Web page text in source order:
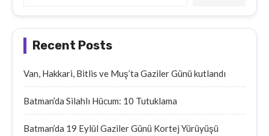
Recent Posts
Van, Hakkari, Bitlis ve Muş’ta Gaziler Günü kutlandı
Batman’da Silahlı Hücum: 10 Tutuklama
Batman’da 19 Eylül Gaziler Günü Kortej Yürüyüşü